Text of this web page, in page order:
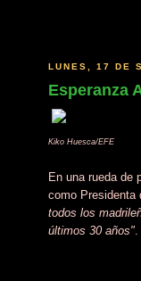
LUNES, 17 DE
Esperanza
Kiko Huesca/EFE
En una rueda de
como Presidenta
todos los
últimos 30 años"